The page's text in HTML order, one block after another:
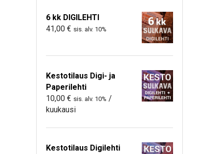
6 kk DIGILEHTI
41,00 € sis. alv. 10%
Kestotilaus Digi- ja
Paperilehti
10,00 € sis. alv. 10% /
kuukausi
Kestotilaus Digilehti